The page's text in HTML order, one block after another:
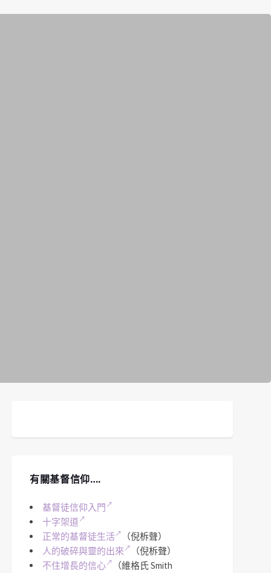
有關基督信仰….
基督徒信仰入門
十字架道
正常的基督徒生活
（倪柝聲）
人的破碎與靈的出來
（倪柝聲）
不住增長的信心
（維格氏 Smith